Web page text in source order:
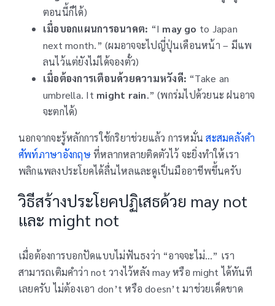
ตอนนี้ก็ได้)
เมื่อบอกแผนการอนาคต: “I may go to Japan
next month.” (ผมอาจจะไปญี่ปุ่นเดือนหน้า – มีแพ
ลนไว้แต่ยังไม่ได้จองตั๋ว)
เมื่อต้องการเตือนด้วยความหวังดี: “Take an
umbrella. It might rain.” (พกร่มไปด้วยนะ ฝนอาจ
จะตกได้)
นอกจากจะรู้หลักการใช้กริยาช่วยแล้ว การหมั่นสะสมคลังคำ
ศัพท์ภาษาอังกฤษที่หลากหลายติดตัวไว้ จะยิ่งทำให้เรา
พลิกแพลงประโยคได้ลื่นไหลและดูเป็นมืออาชีพขึ้นครับ
วิธีสร้างประโยคปฏิเสธด้วย may not
และ might not
เมื่อต้องการบอกปัดแบบไม่ฟันธงว่า “อาจจะไม่…” เรา
สามารถเติมคำว่า not วางไว้หลัง may หรือ might ได้ทันที
เลยครับ ไม่ต้องเอา don’t หรือ doesn’t มาช่วยเด็ดขาด